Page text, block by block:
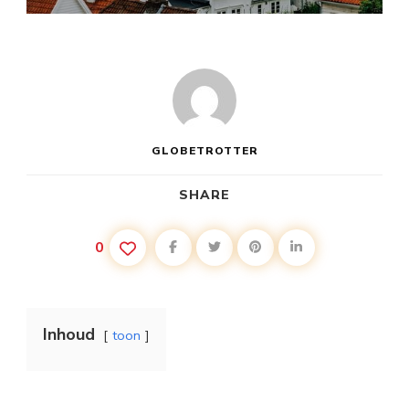
GLOBETROTTER
SHARE
0
Inhoud toon